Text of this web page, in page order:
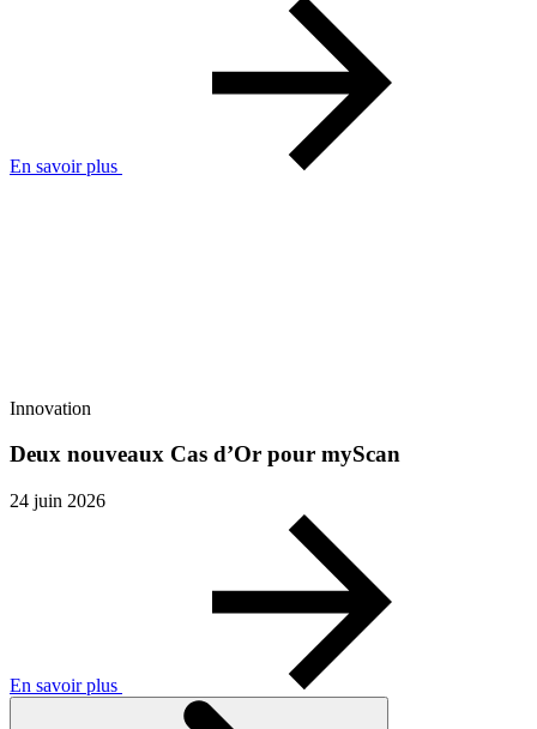
En savoir plus
Innovation
Deux nouveaux Cas d’Or pour myScan
24 juin 2026
En savoir plus